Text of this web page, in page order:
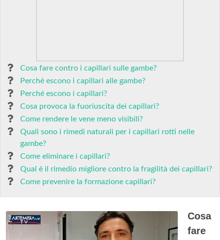
Cosa fare contro i capillari sulle gambe?
Perché escono i capillari alle gambe?
Perché escono i capillari?
Cosa provoca la fuoriuscita dei capillari?
Come rendere le vene meno visibili?
Quali sono i rimedi naturali per i capillari rotti nelle
gambe?
Come eliminare i capillari?
Qual è il rimedio migliore contro la fragilità dei capillari?
Come prevenire la formazione capillari?
Cosa
fare